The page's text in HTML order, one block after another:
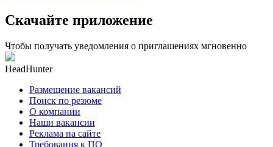
Скачайте приложение
Чтобы получать уведомления о приглашениях мгновенно
HeadHunter
Размещение вакансий
Поиск по резюме
О компании
Наши вакансии
Реклама на сайте
Требования к ПО